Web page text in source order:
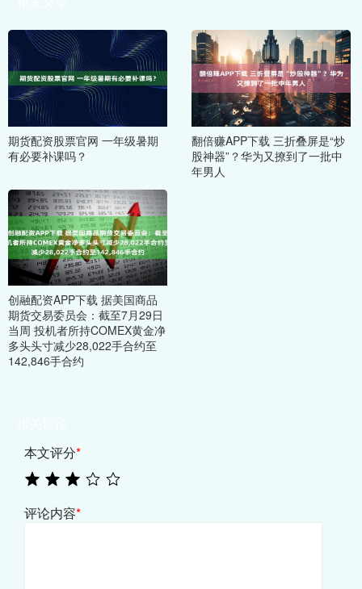
期货配资股票官网 一年级暑期
有必要补课吗？
翻倍赚APP下载 三折叠屏是“炒
股神器”？华为又撩到了一批中
年男人
创融配资APP下载 据美国商品
期货交易委员会：截至7月29日
当周 投机者所持COMEX黄金净
多头头寸减少28,022手合约至
142,846手合约
本文评分*
评论内容*